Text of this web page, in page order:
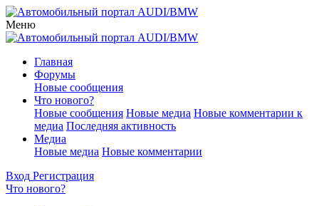
Меню
Главная
Форумы
Новые сообщения
Что нового?
Новые сообщения Новые медиа Новые комментарии к
медиа Последняя активность
Медиа
Новые медиа Новые комментарии
Вход Регистрация
Что нового?